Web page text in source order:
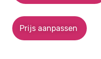
Prijs aanpassen